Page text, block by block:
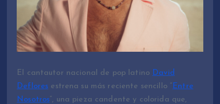
El cantautor nacional de pop latino David
Deflores estrena su más reciente sencillo “
Entre
Nosotros”, una pieza candente y colorida que,